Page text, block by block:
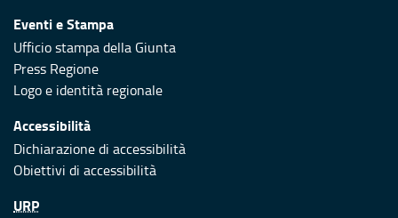
Eventi e Stampa
Ufficio stampa della Giunta
Press Regione
Logo e identità regionale
Accessibilità
Dichiarazione di accessibilità
Obiettivi di accessibilità
URP